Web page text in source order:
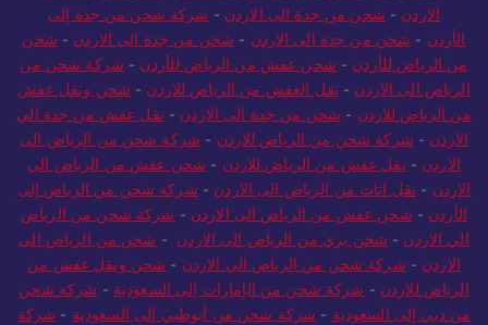
الاردن - شحن من جدة الى الاردن - شركة شحن من جدة إلى
الأردن - شحن من جدة الى الاردن - شحن من جدة الى الاردن - شحن
من الرياض للأردن - شحن عفش من الرياض للأردن - شركة شحن من
الرياض الى الاردن - نقل العفش من الرياض للاردن - شحن ونقل عفش
من الرياض للاردن - شحن من جدة الى الاردن - نقل عفش من جدة الي
الاردن - شركة شحن من الرياض للاردن - شركة شحن من الرياض الى
الاردن - نقل عفش من الرياض للاردن - شحن عفش من الرياض الي
الاردن - نقل اثاث من الرياض الى الاردن - شركة شحن من الرياض إلى
الأردن - شحن عفش من الرياض الى الاردن - شركة شحن من الرياض
الي الاردن - شحن بري من الرياض الى الاردن - شحن من الرياض الى
الاردن - شركة شحن من الرياض الي الاردن - شحن ونقل عفش من
الرياض للاردن - شركة شحن من الإمارات إلى السعودية - شركة شحن
من دبي إلى السعودية - شركة شحن من أبوظبي إلى السعودية - شركة